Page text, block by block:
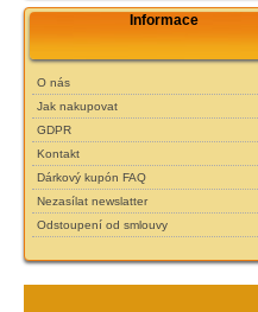
Informace
O nás
Jak nakupovat
GDPR
Kontakt
Dárkový kupón FAQ
Nezasílat newslatter
Odstoupení od smlouvy